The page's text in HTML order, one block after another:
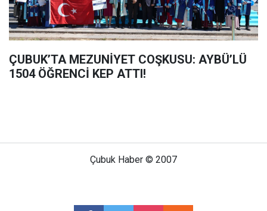
ÇUBUK’TA MEZUNİYET COŞKUSU: AYBÜ’LÜ
1504 ÖĞRENCİ KEP ATTI!
Çubuk Haber © 2007